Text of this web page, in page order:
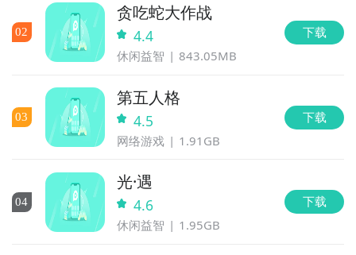
02
贪吃蛇大作战
4.4
休闲益智 843.05MB
下载
03
第五人格
4.5
网络游戏 1.91GB
下载
04
光·遇
4.6
休闲益智 1.95GB
下载